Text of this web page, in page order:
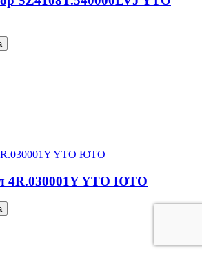
4R.030001Y YTO ЮТО